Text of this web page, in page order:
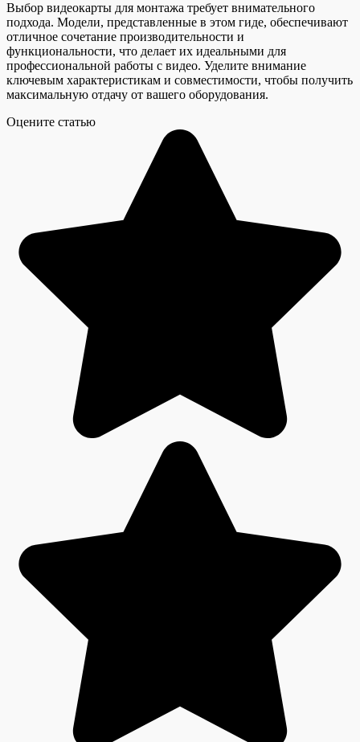
Выбор видеокарты для монтажа требует внимательного
подхода. Модели, представленные в этом гиде, обеспечивают
отличное сочетание производительности и
функциональности, что делает их идеальными для
профессиональной работы с видео. Уделите внимание
ключевым характеристикам и совместимости, чтобы получить
максимальную отдачу от вашего оборудования.
Оцените статью